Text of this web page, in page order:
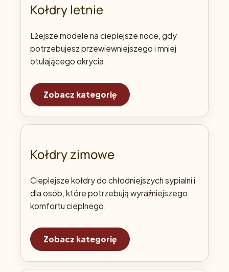
Kołdry letnie
Lżejsze modele na cieplejsze noce, gdy
potrzebujesz przewiewniejszego i mniej
otulającego okrycia.
Zobacz kategorię
Kołdry zimowe
Cieplejsze kołdry do chłodniejszych sypialni i
dla osób, które potrzebują wyraźniejszego
komfortu cieplnego.
Zobacz kategorię